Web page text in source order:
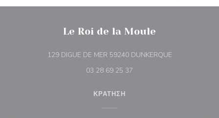
Le Roi de la Moule
129 DIGUE DE MER 59240 DUNKERQUE((ανοίγει σε
03 28 69 25 37
ΚΡΆΤΗΣΗ